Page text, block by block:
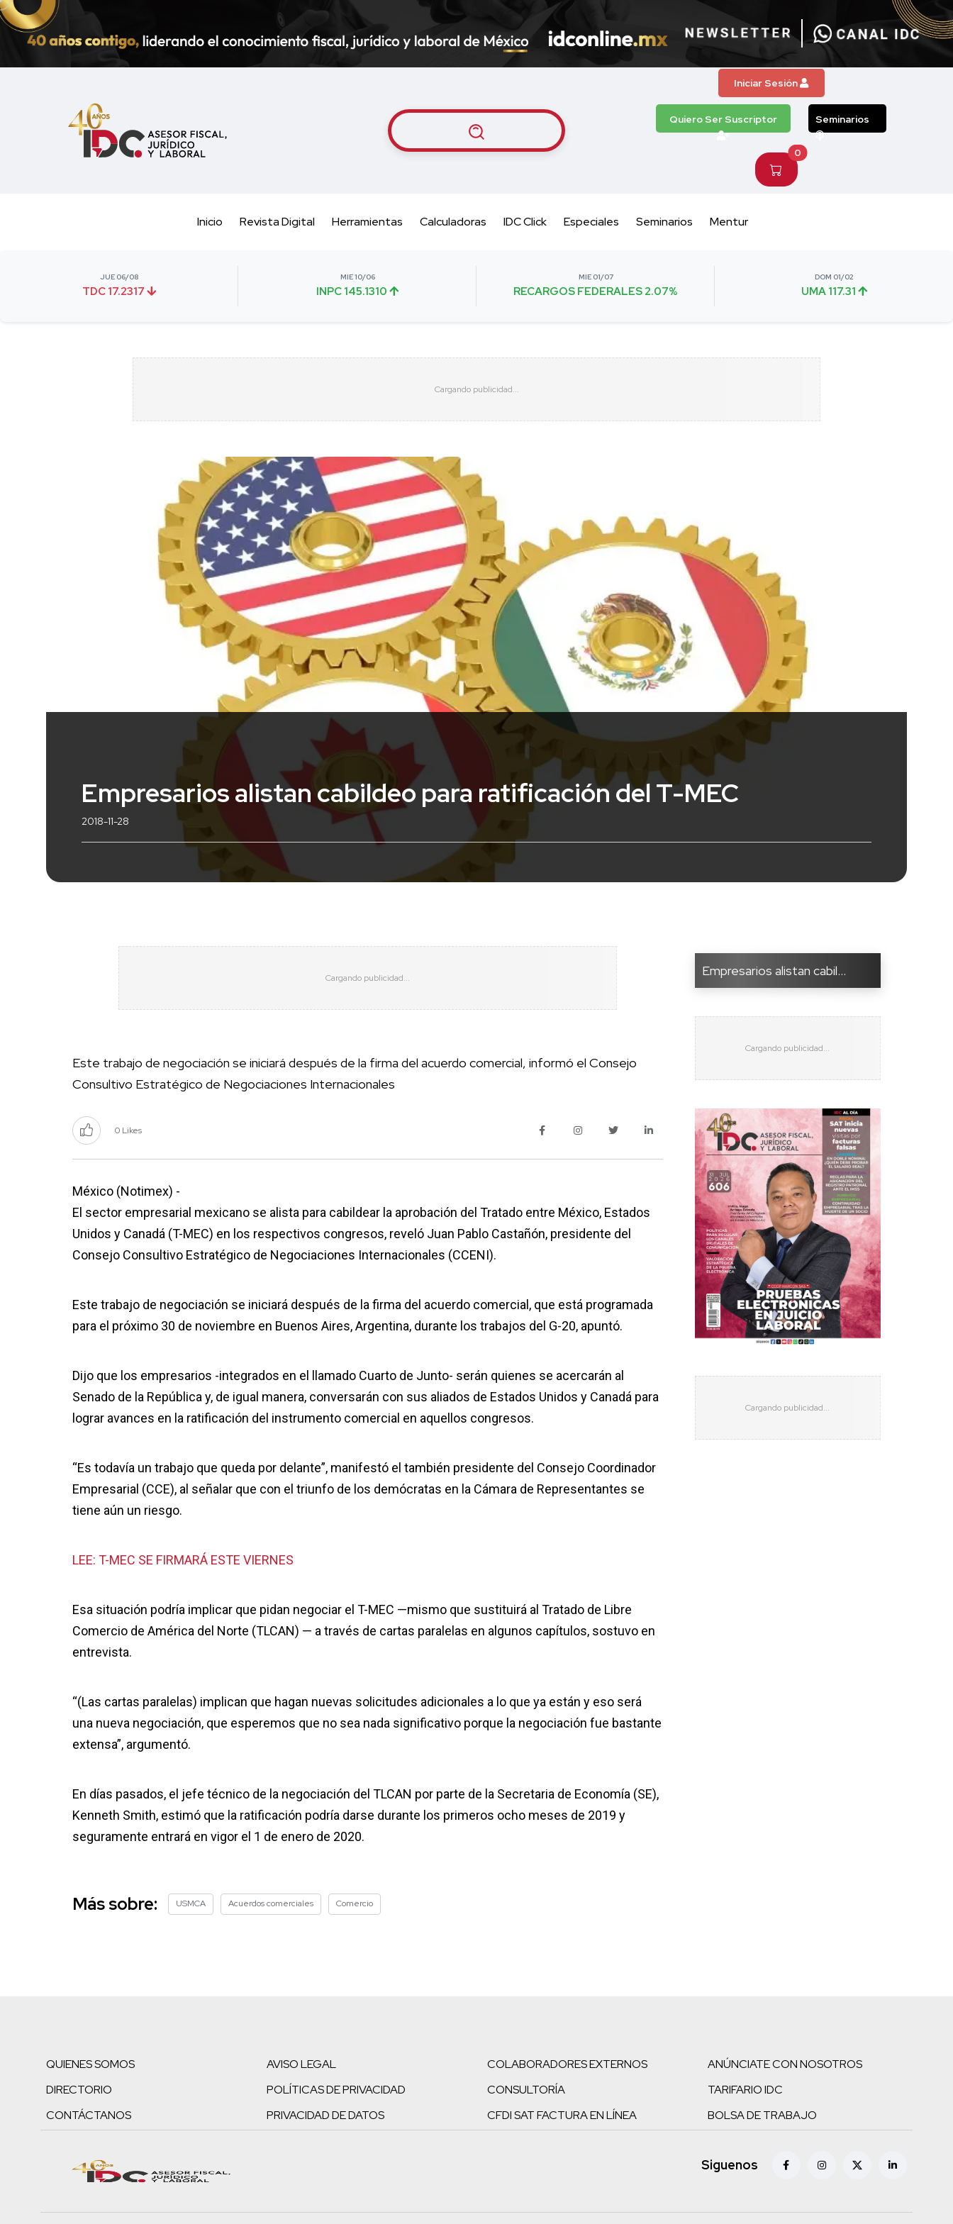
Iniciar Sesión
Quiero Ser Suscriptor Seminarios
0
Inicio Revista Digital Herramientas Calculadoras IDC Click Especiales Seminarios Mentur
JUE 06/08
TDC 17.2317
MIE 10/06
INPC 145.1310
MIE 01/07
RECARGOS FEDERALES 2.07%
DOM 01/02
UMA 117.31
Empresarios alistan cabildeo para ratificación del T-MEC
2018-11-28
Este trabajo de negociación se iniciará después de la firma del acuerdo comercial, informó el Consejo
Consultivo Estratégico de Negociaciones Internacionales
0 Likes
México (Notimex) -
El sector empresarial mexicano se alista para cabildear la aprobación del Tratado entre México, Estados
Unidos y Canadá (T-MEC) en los respectivos congresos, reveló Juan Pablo Castañón, presidente del
Consejo Consultivo Estratégico de Negociaciones Internacionales (CCENI).
Este trabajo de negociación se iniciará después de la firma del acuerdo comercial, que está programada
para el próximo 30 de noviembre en Buenos Aires, Argentina, durante los trabajos del G-20, apuntó.
Dijo que los empresarios -integrados en el llamado Cuarto de Junto- serán quienes se acercarán al
Senado de la República y, de igual manera, conversarán con sus aliados de Estados Unidos y Canadá para
lograr avances en la ratificación del instrumento comercial en aquellos congresos.
“Es todavía un trabajo que queda por delante”, manifestó el también presidente del Consejo Coordinador
Empresarial (CCE), al señalar que con el triunfo de los demócratas en la Cámara de Representantes se
tiene aún un riesgo.
LEE: T-MEC SE FIRMARÁ ESTE VIERNES
Esa situación podría implicar que pidan negociar el T-MEC —mismo que sustituirá al Tratado de Libre
Comercio de América del Norte (TLCAN) — a través de cartas paralelas en algunos capítulos, sostuvo en
entrevista.
“(Las cartas paralelas) implican que hagan nuevas solicitudes adicionales a lo que ya están y eso será
una nueva negociación, que esperemos que no sea nada significativo porque la negociación fue bastante
extensa”, argumentó.
En días pasados, el jefe técnico de la negociación del TLCAN por parte de la Secretaria de Economía (SE),
Kenneth Smith, estimó que la ratificación podría darse durante los primeros ocho meses de 2019 y
seguramente entrará en vigor el 1 de enero de 2020.
Empresarios alistan cabil...
Más sobre: USMCA Acuerdos comerciales Comercio
QUIENES SOMOS
DIRECTORIO
CONTÁCTANOS
AVISO LEGAL
POLÍTICAS DE PRIVACIDAD
PRIVACIDAD DE DATOS
COLABORADORES EXTERNOS
CONSULTORÍA
CFDI SAT FACTURA EN LÍNEA
ANÚNCIATE CON NOSOTROS
TARIFARIO IDC
BOLSA DE TRABAJO
Siguenos